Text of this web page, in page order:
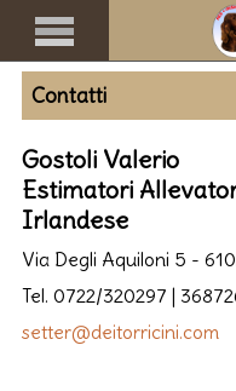
Contatti
Gostoli Valerio
Estimatori
Irlandese
Via Degli Aquiloni 5 -
Tel. 0722/320297 |
setter@deitorricini.com